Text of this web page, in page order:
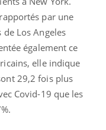
par une
Los Angeles
également ce
elle indique
29,2 fois plus
Covid-19 que les